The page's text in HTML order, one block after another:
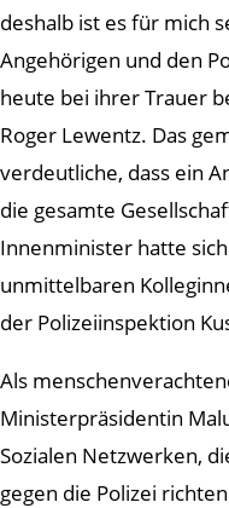
deshalb ist es für mich
Angehörigen und den
heute bei ihrer Trauer
Roger Lewentz. Das
verdeutliche, dass ein
die gesamte
Innenminister hatte
unmittelbaren
der Polizeiinspektion
Als
Ministerpräsidentin
Sozialen Netzwerken,
gegen die Polizei